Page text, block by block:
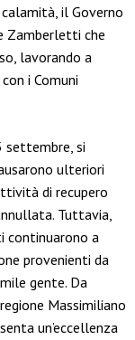
il Governo
Zamberletti che
lavorando a
i Comuni
settembre, si
ulteriori
di recupero
Tuttavia,
continuarono a
provenienti da
gente. Da
Massimiliano
un’eccellenza